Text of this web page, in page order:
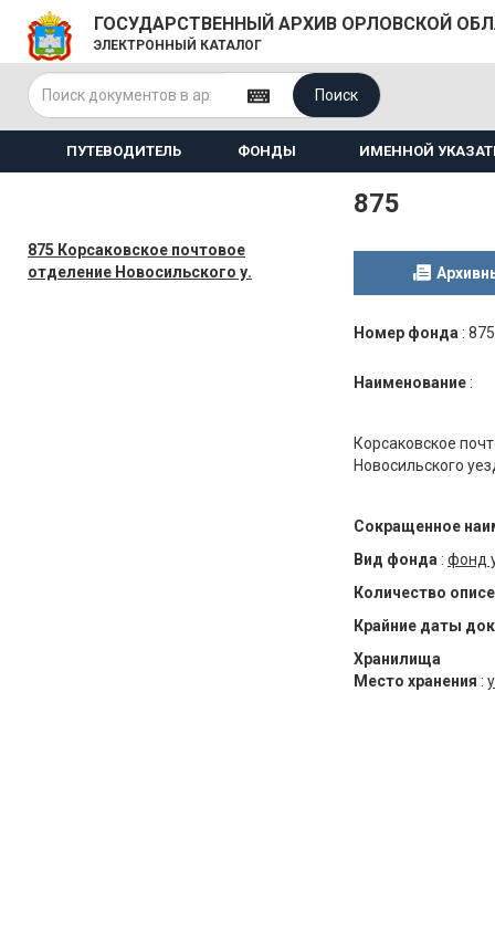
ГОСУДАРСТВЕННЫЙ АРХИВ ОРЛОВСКОЙ
ЭЛЕКТРОННЫЙ КАТАЛОГ
Поиск
ПУТЕВОДИТЕЛЬ ФОНДЫ ИМЕННОЙ
875 Корсаковское почтовое
отделение Новосильского у.
875
Номер фонда : 875
Наименование :
Корсаковское
Новосильского
Сокращенное
Вид фонда : фонд
Количество
Крайние даты
Хранилища
Место хранения :